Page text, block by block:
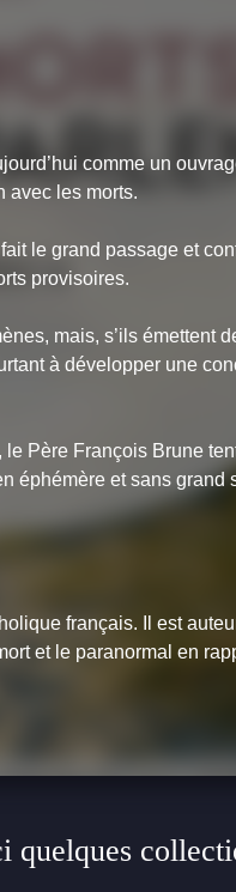
comme un
avec les morts.
le grand passage et
provisoires.
mais, s’ils émettent
à développer une
Père François Brune
éphémère et sans grand
français. Il est
et le paranormal en
quelques